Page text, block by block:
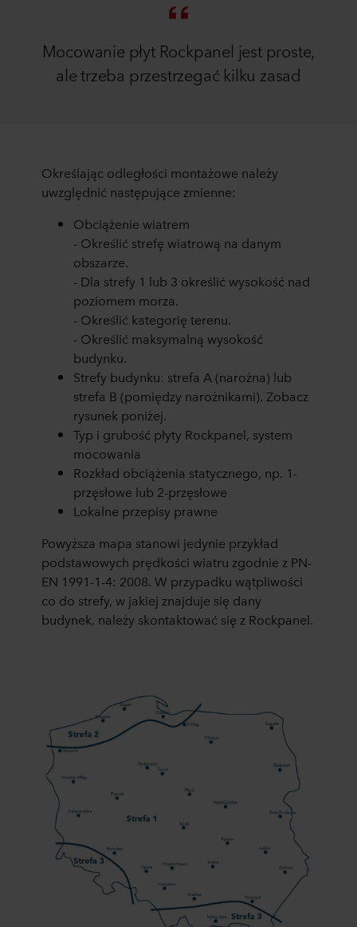
Mocowanie płyt Rockpanel jest proste,
ale trzeba przestrzegać kilku zasad
Określając odległości montażowe należy
uwzględnić następujące zmienne:
Obciążenie wiatrem
- Określić strefę wiatrową na danym
obszarze.
- Dla strefy 1 lub 3 określić wysokość nad
poziomem morza.
- Określić kategorię terenu.
- Określić maksymalną wysokość
budynku.
Strefy budynku: strefa A (narożna) lub
strefa B (pomiędzy narożnikami). Zobacz
rysunek poniżej.
Typ i grubość płyty Rockpanel, system
mocowania
Rozkład obciążenia statycznego, np. 1-
przęsłowe lub 2-przęsłowe
Lokalne przepisy prawne
Powyższa mapa stanowi jedynie przykład
podstawowych prędkości wiatru zgodnie z PN-
EN 1991-1-4: 2008. W przypadku wątpliwości
co do strefy, w jakiej znajduje się dany
budynek, należy skontaktować się z Rockpanel.